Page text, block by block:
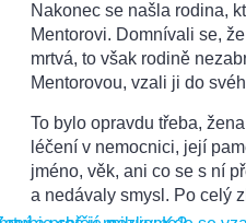
Nakonec se našla rodina,
Mentorovi. Domnívali se,
mrtvá, to však rodině
Mentorovou, vzali ji do
To bylo opravdu třeba,
léčení v nemocnici, její
jméno, věk, ani co se s ní
a nedávaly smysl. Po celý